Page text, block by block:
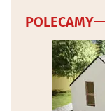
POLECAMY